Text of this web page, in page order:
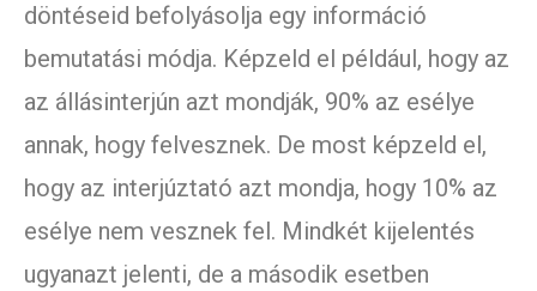
döntéseid befolyásolja egy információ
bemutatási módja. Képzeld el például, hogy az
az állásinterjún azt mondják, 90% az esélye
annak, hogy felvesznek. De most képzeld el,
hogy az interjúztató azt mondja, hogy 10% az
esélye nem vesznek fel. Mindkét kijelentés
ugyanazt jelenti, de a második esetben